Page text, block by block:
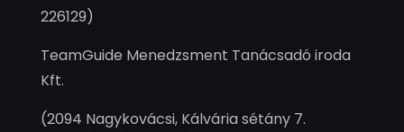
226129)
TeamGuide Menedzsment Tanácsadó iroda
Kft.
(2094 Nagykovácsi, Kálvária sétány 7.